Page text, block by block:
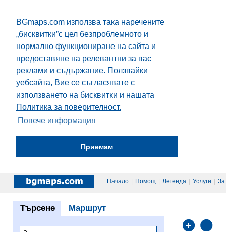
BGmaps.com използва така наречените
„бисквитки”с цел безпроблемното и
нормално функциониране на сайта и
предоставяне на релевантни за вас
реклами и съдържание. Ползвайки
уебсайта, Вие се съгласявате с
използването на бисквитки и нашата
Политика за поверителност.
Повече информация
Приемам
Начало | Помощ | Легенда | Услуги | За
Търсене Маршрут